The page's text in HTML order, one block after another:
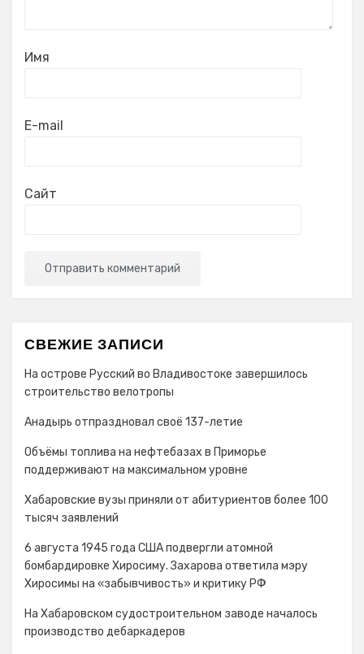
Имя
E-mail
Сайт
СВЕЖИЕ ЗАПИСИ
На острове Русский во Владивостоке завершилось
строительство велотропы
Анадырь отпраздновал своё 137-летие
Объёмы топлива на нефтебазах в Приморье
поддерживают на максимальном уровне
Хабаровские вузы приняли от абитуриентов более 100
тысяч заявлений
6 августа 1945 года США подвергли атомной
бомбардировке Хиросиму. Захарова ответила мэру
Хиросимы на «забывчивость» и критику РФ
На Хабаровском судостроительном заводе началось
производство дебаркадеров